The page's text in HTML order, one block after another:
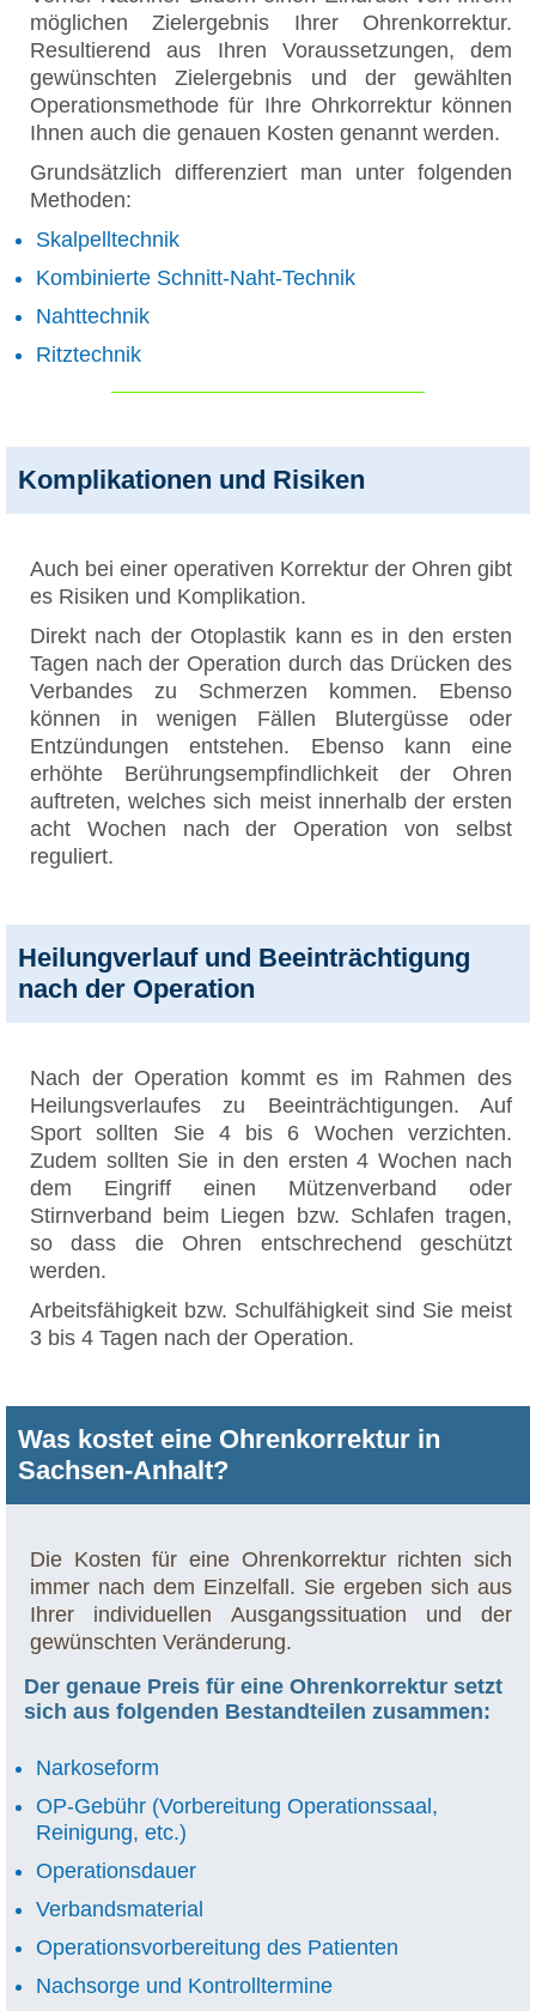
möglichen Zielergebnis Ihrer Ohrenkorrektur.
Resultierend aus Ihren Voraussetzungen, dem
gewünschten Zielergebnis und der gewählten
Operationsmethode für Ihre Ohrkorrektur können
Ihnen auch die genauen Kosten genannt werden.
Grundsätzlich differenziert man unter folgenden
Methoden:
Skalpelltechnik
Kombinierte Schnitt-Naht-Technik
Nahttechnik
Ritztechnik
Komplikationen und Risiken
Auch bei einer operativen Korrektur der Ohren gibt
es Risiken und Komplikation.
Direkt nach der Otoplastik kann es in den ersten
Tagen nach der Operation durch das Drücken des
Verbandes zu Schmerzen kommen. Ebenso
können in wenigen Fällen Blutergüsse oder
Entzündungen entstehen. Ebenso kann eine
erhöhte Berührungsempfindlichkeit der Ohren
auftreten, welches sich meist innerhalb der ersten
acht Wochen nach der Operation von selbst
reguliert.
Heilungverlauf und Beeinträchtigung
nach der Operation
Nach der Operation kommt es im Rahmen des
Heilungsverlaufes zu Beeinträchtigungen. Auf
Sport sollten Sie 4 bis 6 Wochen verzichten.
Zudem sollten Sie in den ersten 4 Wochen nach
dem Eingriff einen Mützenverband oder
Stirnverband beim Liegen bzw. Schlafen tragen,
so dass die Ohren entschrechend geschützt
werden.
Arbeitsfähigkeit bzw. Schulfähigkeit sind Sie meist
3 bis 4 Tagen nach der Operation.
Was kostet eine Ohrenkorrektur in
Sachsen-Anhalt?
Die Kosten für eine Ohrenkorrektur richten sich
immer nach dem Einzelfall. Sie ergeben sich aus
Ihrer individuellen Ausgangssituation und der
gewünschten Veränderung.
Der genaue Preis für eine Ohrenkorrektur setzt
sich aus folgenden Bestandteilen zusammen:
Narkoseform
OP-Gebühr (Vorbereitung Operationssaal,
Reinigung, etc.)
Operationsdauer
Verbandsmaterial
Operationsvorbereitung des Patienten
Nachsorge und Kontrolltermine